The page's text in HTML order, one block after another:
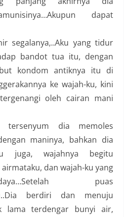
dapat
segalanya,..Aku yang tidur
bandot tua itu, dengan
kondom antiknya itu di
ke wajah-ku, kini
oleh cairan mani
tersenyum dia memoles
maninya, bahkan dia
juga, wajahnya begitu
dan wajah-ku yang
puas
berdiri dan menuju
lama terdengar bunyi air,